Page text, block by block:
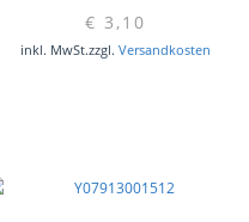
€ 3,10
inkl. MwSt.zzgl. Versandkosten